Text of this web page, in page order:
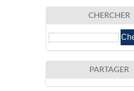
CHERCHER
PARTAGER